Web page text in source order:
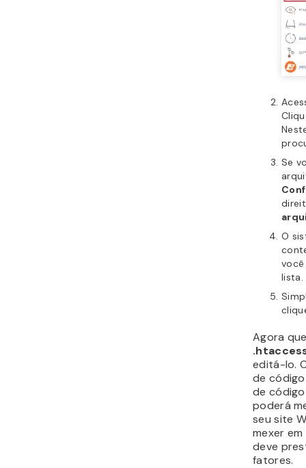
Se
O
lista.
Agora
editá-lo.
de
de
poderá
seu site
mexer
deve
fatores.